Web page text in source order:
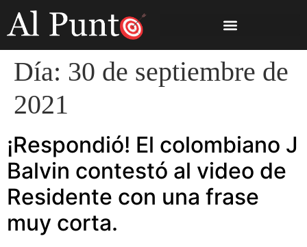
Día: 30 de septiembre de
2021
¡Respondió! El colombiano J
Balvin contestó al video de
Residente con una frase
muy corta.